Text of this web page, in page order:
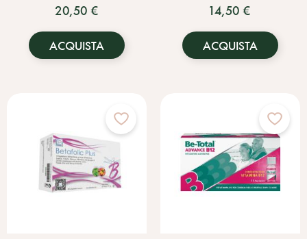
20,50 €
ACQUISTA
14,50 €
ACQUISTA